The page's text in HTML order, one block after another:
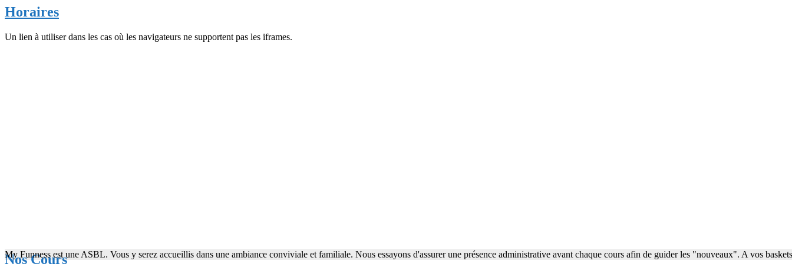
Horaires
Un lien à utiliser dans les cas où les navigateurs ne supportent pas les iframes.
Nos Cours
My Funness est une ASBL. Vous y serez accueillis dans une ambiance conviviale et familiale. Nous essayons d'assurer une présence administrative avant chaque cours afin de guider les "nouveaux". A vos